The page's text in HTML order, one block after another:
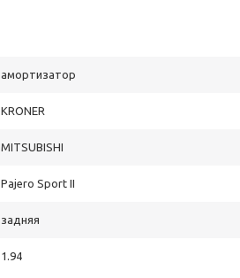
амортизатор
KRONER
MITSUBISHI
Pajero Sport II
задняя
1.94